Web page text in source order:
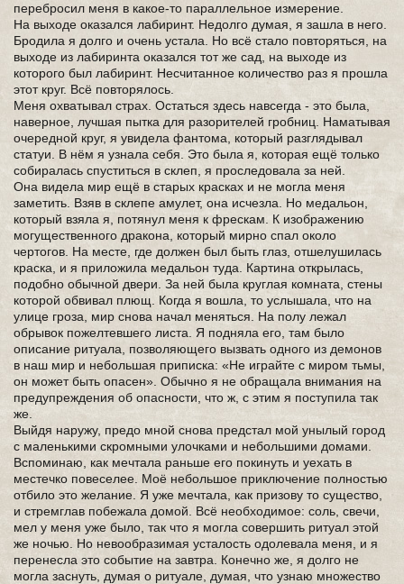
перебросил меня в какое-то параллельное измерение.
На выходе оказался лабиринт. Недолго думая, я зашла в него.
Бродила я долго и очень устала. Но всё стало повторяться, на
выходе из лабиринта оказался тот же сад, на выходе из
которого был лабиринт. Несчитанное количество раз я прошла
этот круг. Всё повторялось.
Меня охватывал страх. Остаться здесь навсегда - это была,
наверное, лучшая пытка для разорителей гробниц. Наматывая
очередной круг, я увидела фантома, который разглядывал
статуи. В нём я узнала себя. Это была я, которая ещё только
собиралась спуститься в склеп, я проследовала за ней.
Она видела мир ещё в старых красках и не могла меня
заметить. Взяв в склепе амулет, она исчезла. Но медальон,
который взяла я, потянул меня к фрескам. К изображению
могущественного дракона, который мирно спал около
чертогов. На месте, где должен был быть глаз, отшелушилась
краска, и я приложила медальон туда. Картина открылась,
подобно обычной двери. За ней была круглая комната, стены
которой обвивал плющ. Когда я вошла, то услышала, что на
улице гроза, мир снова начал меняться. На полу лежал
обрывок пожелтевшего листа. Я подняла его, там было
описание ритуала, позволяющего вызвать одного из демонов
в наш мир и небольшая приписка: «Не играйте с миром тьмы,
он может быть опасен». Обычно я не обращала внимания на
предупреждения об опасности, что ж, с этим я поступила так
же.
Выйдя наружу, предо мной снова предстал мой унылый город
с маленькими скромными улочками и небольшими домами.
Вспоминаю, как мечтала раньше его покинуть и уехать в
местечко повеселее. Моё небольшое приключение полностью
отбило это желание. Я уже мечтала, как призову то существо,
и стремглав побежала домой. Всё необходимое: соль, свечи,
мел у меня уже было, так что я могла совершить ритуал этой
же ночью. Но невообразимая усталость одолевала меня, и я
перенесла это событие на завтра. Конечно же, я долго не
могла заснуть, думая о ритуале, думая, что узнаю множество